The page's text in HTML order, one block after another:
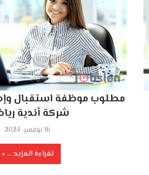
مطلوب موظفة استقبال
شركة أندية
16 نوفمبر، 2024
لقراءة المزيد ...